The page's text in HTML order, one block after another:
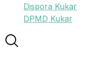
Dispora Kukar
DPMD Kukar